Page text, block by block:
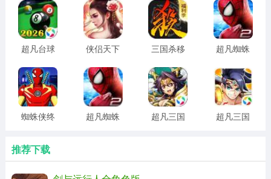
超凡台球
侠侣天下
版
三国杀移
最新版
超凡蜘蛛
戏汉化版
蜘蛛侠终
新版
超凡蜘蛛
超凡三国
超凡三国
推荐下载